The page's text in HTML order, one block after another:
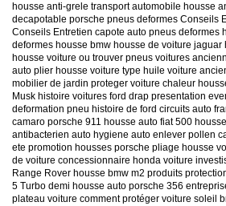
housse anti-grele transport automobile housse
decapotable porsche pneus deformes Conseils
Conseils Entretien capote auto pneus deformes
deformes housse bmw housse de voiture jaguar
housse voiture ou trouver pneus voitures
auto plier housse voiture type huile voiture
mobilier de jardin proteger voiture chaleur
Musk histoire voitures ford drap presentation
deformation pneu histoire de ford circuits auto
camaro porsche 911 housse auto fiat 500
antibacterien auto hygiene auto enlever pollen
ete promotion housses porsche pliage housse
de voiture concessionnaire honda voiture
Range Rover housse bmw m2 produits
5 Turbo demi housse auto porsche 356
plateau voiture comment protéger voiture soleil